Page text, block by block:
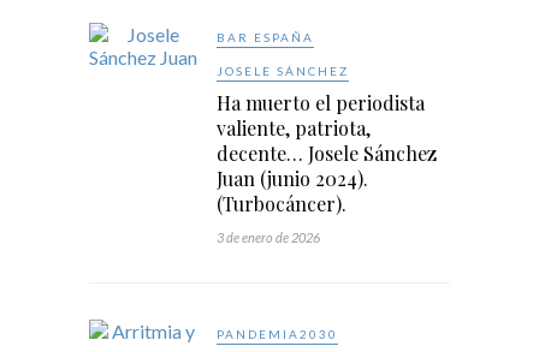
BAR ESPAÑA
JOSELE SÁNCHEZ
Ha muerto el periodista
valiente, patriota,
decente… Josele Sánchez
Juan (junio 2024).
(Turbocáncer).
3 de enero de 2026
PANDEMIA2030